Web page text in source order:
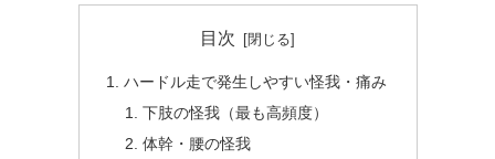
目次
ハードル走で発生しやすい怪我・痛み
下肢の怪我（最も高頻度）
体幹・腰の怪我